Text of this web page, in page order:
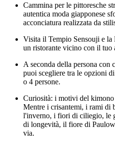
Cammina per le pittoresche
autentica moda giapponese
acconciatura realizzata da
Visita il Tempio Sensouji e
un ristorante vicino con il tuo
A seconda della persona con
puoi scegliere tra le opzioni
o 4 persone.
Curiosità: i motivi del
Mentre i crisantemi, i rami di
l'inverno, i fiori di ciliegio, le
di longevità, il fiore di
via.